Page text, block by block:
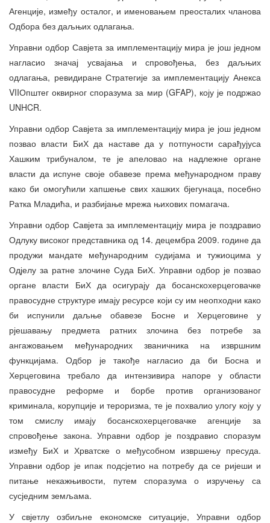
Агенције, између осталог, и именовањем преосталих чланова
Одбора без даљњих одлагања.
Управни одбор Савјета за имплементацију мира је још једном
нагласио значај усвајања и спровођења, без даљњих
одлагања, ревидиране Стратегије за имплементацију Анекса
VIIОпштег оквирног споразума за мир (GFAP), коју је подржао
UNHCR.
Управни одбор Савјета за имплементацију мира је још једном
позвао власти БиХ да наставе да у потпуности сарађујуса
Хашким трибуналом, те је апеловао на надлежне органе
власти да испуне своје обавезе према међународном праву
како би омогућили хапшење свих хашких бјегунаца, посебно
Ратка Младића, и разбијање мрежа њихових помагача.
Управни одбор Савјета за имплементацију мира је поздравио
Одлуку високог представника од 14. децембра 2009. године да
продужи мандате међународним судијама и тужиоцима у
Одјелу за ратне злочине Суда БиХ. Управни одбор је позвао
органе власти БиХ да осигурају да босанскохерцеговачке
правосудне структуре имају ресурсе који су им неопходни како
би испунили даљње обавезе Босне и Херцеговине у
рјешавању предмета ратних злочина без потребе за
ангажовањем међународних званичника на извршним
функцијама. Одбор је такође нагласио да би Босна и
Херцеговина требало да интензивира напоре у области
правосудне реформе и борбе против организованог
криминала, корупције и тероризма, те је похвалио улогу коју у
том смислу имају босанскохерцеговачке агенције за
спровођење закона. Управни одбор је поздравио споразум
између БиХ и Хрватске о међусобном извршењу пресуда.
Управни одбор је ипак подсјетио на потребу да се ријеши и
питање некажњивости, путем споразума о изручењу са
сусједним земљама.
У свјетлу озбиљне економске ситуације, Управни одбор